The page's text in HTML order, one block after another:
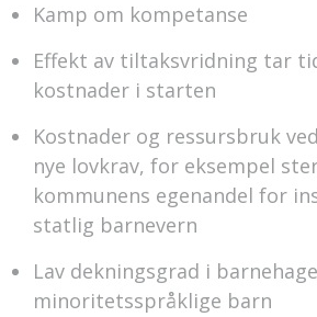
Kamp om kompetanse
Effekt av tiltaksvridning tar
kostnader i starten
Kostnader og ressursbruk
nye lovkrav, for eksempel
kommunens egenandel for
statlig barnevern
Lav dekningsgrad i
minoritetsspråklige barn